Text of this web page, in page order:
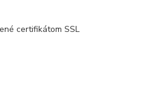
certifikátom SSL